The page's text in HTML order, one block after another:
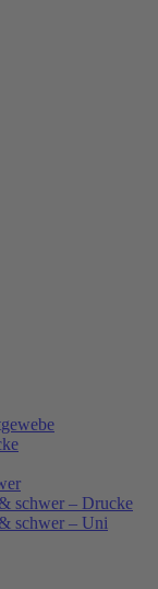
schwer – Drucke
schwer – Uni